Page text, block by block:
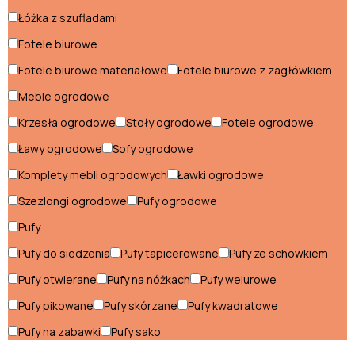
Krzesła do kuchni
Półki do kuchni
Stoliki do kuchni
Szafki do kuchni
Witryny kuchenne
Biurka do biura
Fotele gabinetowe
Fotele obrotowe
Łóżka z szufladami
Fotele biurowe
Fotele biurowe materiałowe
Fotele biurowe z zagłówkiem
Meble ogrodowe
Krzesła ogrodowe
Stoły ogrodowe
Fotele ogrodowe
Ławy ogrodowe
Sofy ogrodowe
Komplety mebli ogrodowych
Ławki ogrodowe
Szezlongi ogrodowe
Pufy ogrodowe
Pufy
Pufy do siedzenia
Pufy tapicerowane
Pufy ze schowkiem
Pufy otwierane
Pufy na nóżkach
Pufy welurowe
Pufy pikowane
Pufy skórzane
Pufy kwadratowe
Pufy na zabawki
Pufy sako